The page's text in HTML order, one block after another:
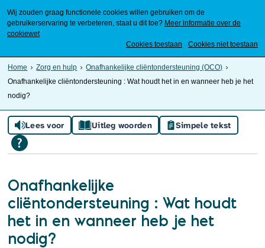
Wij zouden graag functionele cookies willen gebruiken om de
gebruikerservaring te verbeteren, staat u dit toe? Meer informatie over de
cookiewet
Cookies toestaan
Cookies niet toestaan
Home Zorg en hulp
Onafhankelijke cliëntondersteuning (OCO)
Onafhankelijke cliëntondersteuning : Wat houdt het in en wanneer heb je het
nodig?
Lees voor Uitleg woorden Simpele tekst
Onafhankelijke
cliëntondersteuning : Wat houdt
het in en wanneer heb je het
nodig?